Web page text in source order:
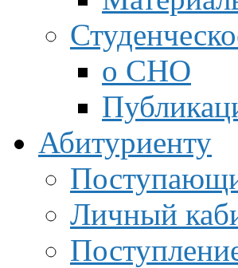
о СНО
Абитуриенту
Личный